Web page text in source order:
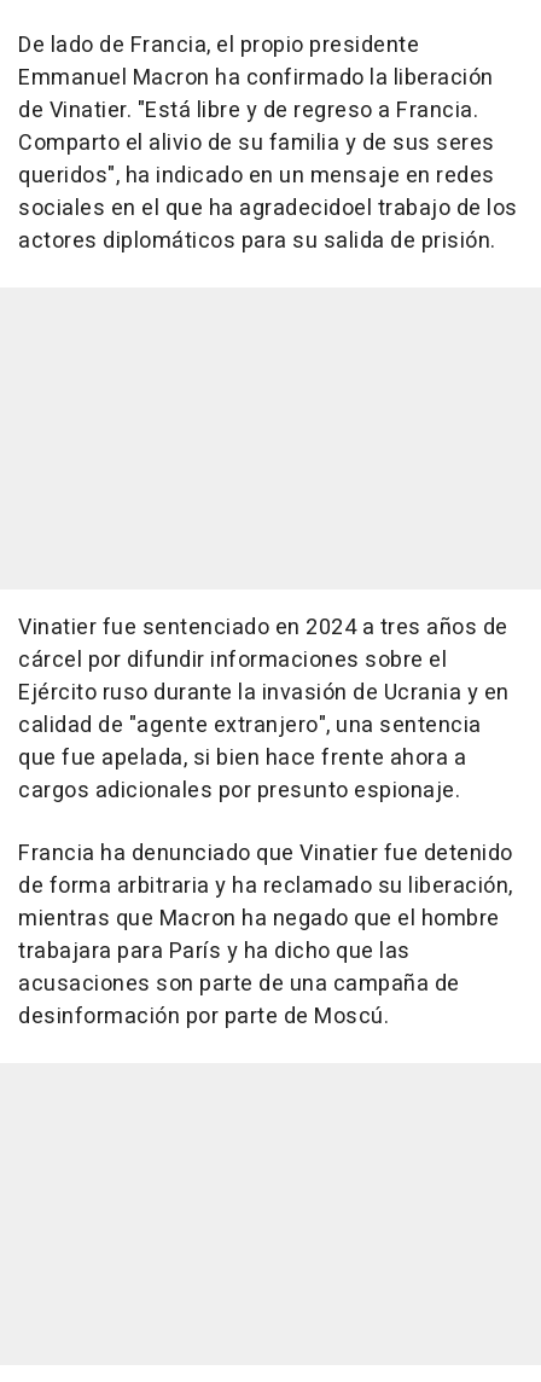
De lado de Francia, el propio presidente
Emmanuel Macron ha confirmado la liberación
de Vinatier. "Está libre y de regreso a Francia.
Comparto el alivio de su familia y de sus seres
queridos", ha indicado en un mensaje en redes
sociales en el que ha agradecidoel trabajo de los
actores diplomáticos para su salida de prisión.
Vinatier fue sentenciado en 2024 a tres años de
cárcel por difundir informaciones sobre el
Ejército ruso durante la invasión de Ucrania y en
calidad de "agente extranjero", una sentencia
que fue apelada, si bien hace frente ahora a
cargos adicionales por presunto espionaje.
Francia ha denunciado que Vinatier fue detenido
de forma arbitraria y ha reclamado su liberación,
mientras que Macron ha negado que el hombre
trabajara para París y ha dicho que las
acusaciones son parte de una campaña de
desinformación por parte de Moscú.